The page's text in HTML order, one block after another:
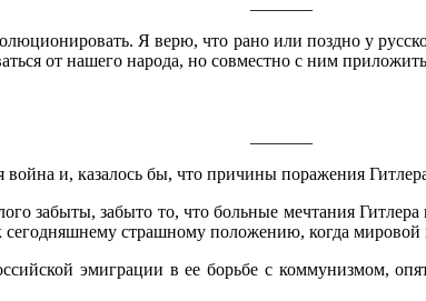
Я верю, что рано или поздно у
от нашего народа, но совместно с ним
война и, казалось бы, что причины поражения
забыты, забыто то, что больные мечтания
сегодняшнему страшному положению, когда
эмиграции в ее борьбе с коммунизмом,